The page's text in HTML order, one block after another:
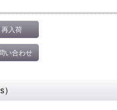
再入荷
い合わせ